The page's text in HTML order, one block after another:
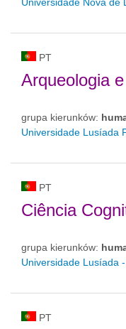
PT
Arqueologia
grupa kierunków:
Universidade Lusíada
PT
Ciência
grupa kierunków:
Universidade Lusíada
PT